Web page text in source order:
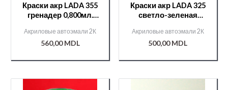
Краски акр LADA 355
гренадер 0,800мл.
Chameleon/51244/
Акриловые автоэмали 2К
560,00MDL
Краски акр LADA 325
светло-зеленая
400мл./12600/
Chameleon/51242/
Акриловые автоэмали 2К
500,00MDL